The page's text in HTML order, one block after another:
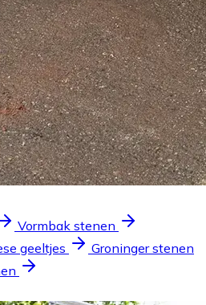
Vormbak stenen
geeltjes
Groninger stenen